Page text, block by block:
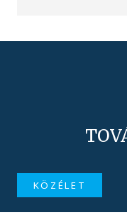
KÖZÉLET